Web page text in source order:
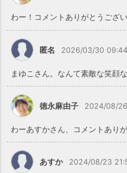
わー！コメントありがとうござ
匿名 2026/03/30 09:44
まゆこさん。なんて素敵な笑顔
徳永麻由子 2024/08/
わーあすかさん、コメントあり
あすか 2024/08/23